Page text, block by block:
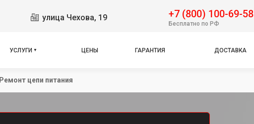
улица Чехова, 19 +7 (800) 100-69-58
Бесплатно по РФ
УСЛУГИ ЦЕНЫ ГАРАНТИЯ ДОСТАВКА
Ремонт цепи питания